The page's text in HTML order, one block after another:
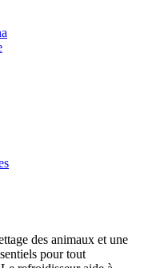
des animaux et une
pour tout